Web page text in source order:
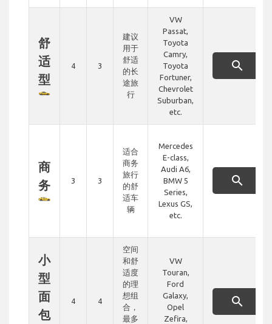
舒
适
型
4 3
建议
用于
舒适
的长
途旅
行
VW
Passat,
Toyota
Camry,
Toyota
Fortuner,
Chevrolet
Suburban,
etc.
search
商
务
3 3
适合
商务
旅行
的舒
适车
辆
Mercedes
E-class,
Audi A6,
BMW 5
Series,
Lexus GS,
etc.
search
小
型
面
包
4 4
空间
和舒
适度
的理
想组
合，
最多
VW
Touran,
Ford
Galaxy,
Opel
Zefira,
search